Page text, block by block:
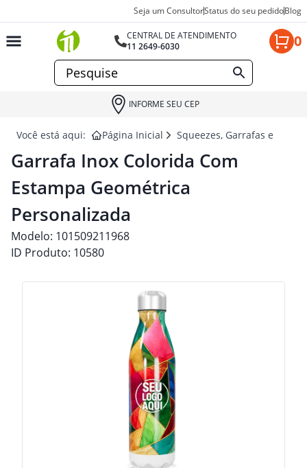
Seja um ConsultorStatus do seu pedidoBlog
CENTRAL DE ATENDIMENTO
11 2649-6030
0
INFORME SEU CEP
Você está aqui: Página Inicial Squeezes, Garrafas e
Garrafa Inox Colorida Com
Estampa Geométrica
Personalizada
Modelo: 101509211968
ID Produto: 10580